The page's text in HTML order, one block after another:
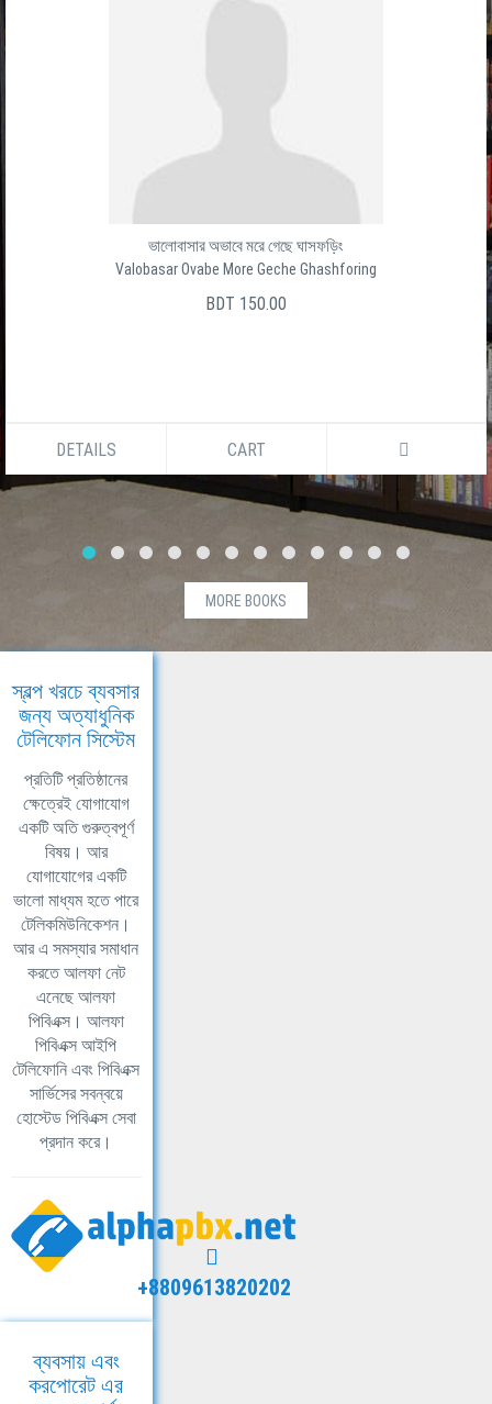
ভালোবাসার অভাবে মরে গেছে ঘাসফড়িং
Valobasar Ovabe More Geche Ghashforing
BDT 150.00
DETAILS CART
MORE BOOKS
স্বল্প খরচে ব্যবসার
জন্য অত্যাধুনিক
টেলিফোন সিস্টেম
প্রতিটি প্রতিষ্ঠানের
ক্ষেত্রেই যোগাযোগ
একটি অতি গুরুত্বপূর্ণ
বিষয়। আর
যোগাযোগের একটি
ভালো মাধ্যম হতে পারে
টেলিকমিউনিকেশন।
আর এ সমস্যার সমাধান
করতে আলফা নেট
এনেছে আলফা
পিবিএক্স। আলফা
পিবিএক্স আইপি
টেলিফোনি এবং পিবিএক্স
সার্ভিসের সবন্বয়ে
হোস্টেড পিবিএক্স সেবা
প্রদান করে।
+8809613820202
ব্যবসায় এবং
করপোরেট এর